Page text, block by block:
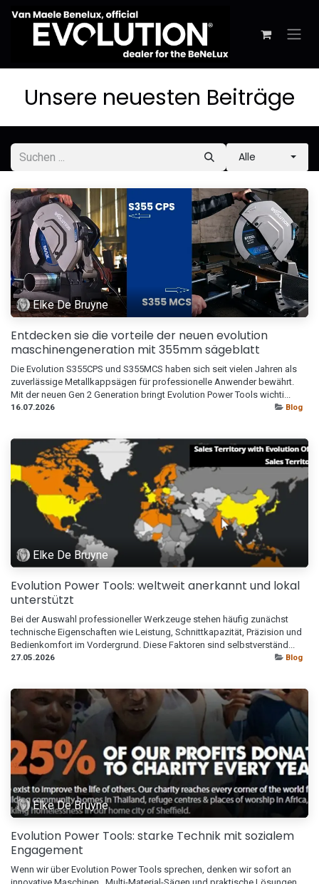
Unsere neuesten Beiträge
Alle
Elke De Bruyne
Entdecken sie die vorteile der neuen evolution
maschinengeneration mit 355mm sägeblatt
Die Evolution S355CPS und S355MCS haben sich seit vielen Jahren als
zuverlässige Metallkappsägen für professionelle Anwender bewährt.
Mit der neuen Gen 2 Generation bringt Evolution Power Tools wichti...
16.07.2026 Blog
Elke De Bruyne
Evolution Power Tools: weltweit anerkannt und lokal
unterstützt
Bei der Auswahl professioneller Werkzeuge stehen häufig zunächst
technische Eigenschaften wie Leistung, Schnittkapazität, Präzision und
Bedienkomfort im Vordergrund. Diese Faktoren sind selbstverständ...
27.05.2026 Blog
Elke De Bruyne
Evolution Power Tools: starke Technik mit sozialem
Engagement
Wenn wir über Evolution Power Tools sprechen, denken wir sofort an